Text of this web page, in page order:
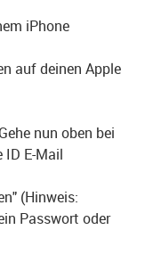
iPhone
auf deinen Apple
nun oben bei
ID E-Mail
(Hinweis:
Passwort oder